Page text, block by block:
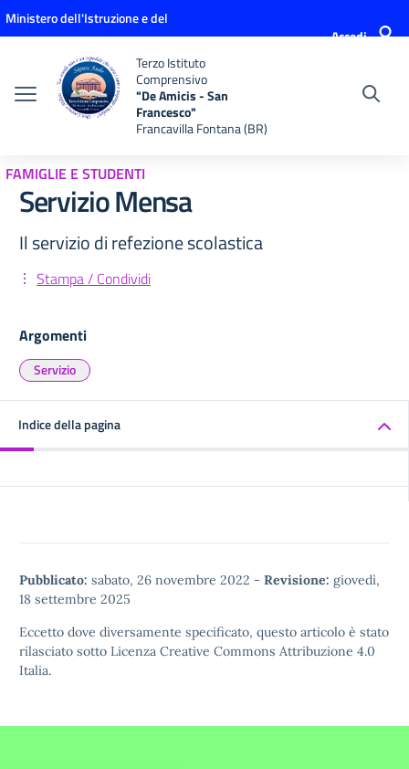
Vai ai contenuti
Vai al menu di navigazione
Vai al footer
Ministero dell'Istruzione e del
Accedi
Terzo Istituto
Comprensivo
"De Amicis - San
Francesco"
Francavilla Fontana (BR)
FAMIGLIE E STUDENTI
Servizio Mensa
Il servizio di refezione scolastica
Stampa / Condividi
Argomenti
Servizio
Indice della pagina
Pubblicato: sabato, 26 novembre 2022 - Revisione: giovedì,
18 settembre 2025
Eccetto dove diversamente specificato, questo articolo è stato
rilasciato sotto Licenza Creative Commons Attribuzione 4.0
Italia.